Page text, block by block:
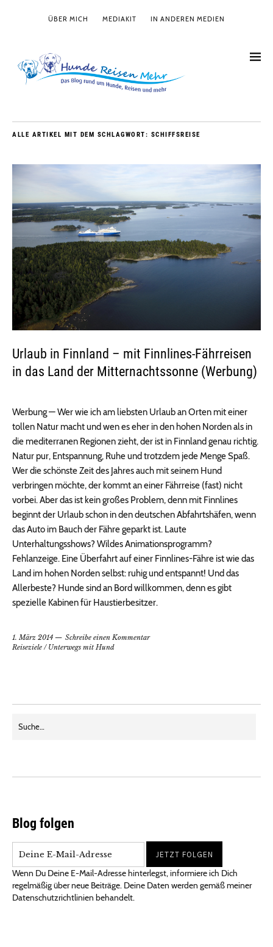
ÜBER MICH MEDIAKIT IN ANDEREN MEDIEN
ALLE ARTIKEL MIT DEM SCHLAGWORT: SCHIFFSREISE
Urlaub in Finnland – mit Finnlines-Fährreisen
in das Land der Mitternachtssonne (Werbung)
Werbung — Wer wie ich am liebsten Urlaub an Orten mit einer
tollen Natur macht und wen es eher in den hohen Norden als in
die mediterranen Regionen zieht, der ist in Finnland genau richtig.
Natur pur, Entspannung, Ruhe und trotzdem jede Menge Spaß.
Wer die schönste Zeit des Jahres auch mit seinem Hund
verbringen möchte, der kommt an einer Fährreise (fast) nicht
vorbei. Aber das ist kein großes Problem, denn mit Finnlines
beginnt der Urlaub schon in den deutschen Abfahrtshäfen, wenn
das Auto im Bauch der Fähre geparkt ist. Laute
Unterhaltungsshows? Wildes Animationsprogramm?
Fehlanzeige. Eine Überfahrt auf einer Finnlines-Fähre ist wie das
Land im hohen Norden selbst: ruhig und entspannt! Und das
Allerbeste? Hunde sind an Bord willkommen, denn es gibt
spezielle Kabinen für Haustierbesitzer.
1. März 2014
Schreibe einen Kommentar
Reiseziele / Unterwegs mit Hund
Blog folgen
Wenn Du Deine E-Mail-Adresse hinterlegst, informiere ich Dich
regelmäßig über neue Beiträge. Deine Daten werden gemäß meiner
Datenschutzrichtlinien behandelt.